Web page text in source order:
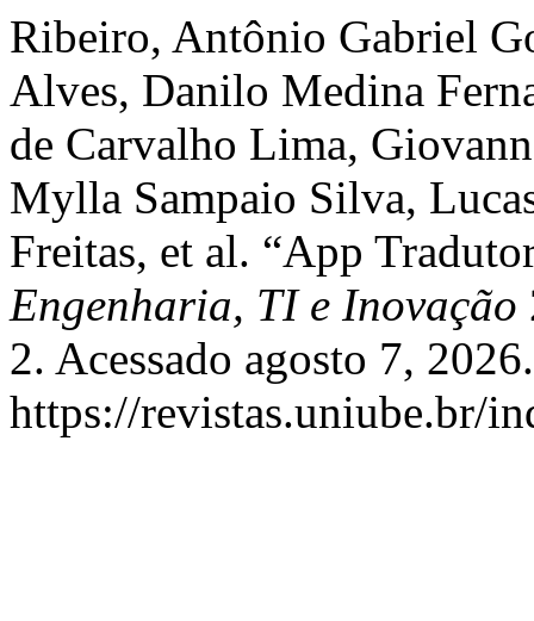
Ribeiro, Antônio Gabriel
Alves, Danilo Medina
de Carvalho Lima,
Mylla Sampaio Silva,
Freitas, et al. “App
Engenharia, TI e Inovação
2. Acessado agosto 7, 2026.
https://revistas.uniube.br/